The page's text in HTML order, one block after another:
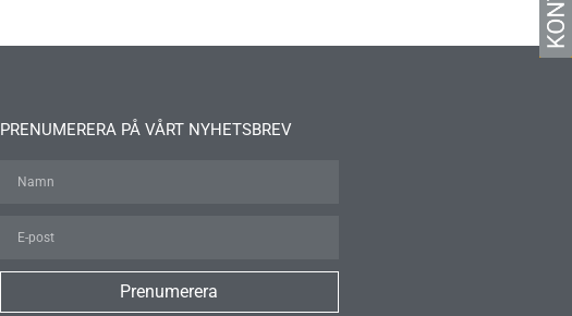
PRENUMERERA PÅ VÅRT NYHETSBREV
Prenumerera